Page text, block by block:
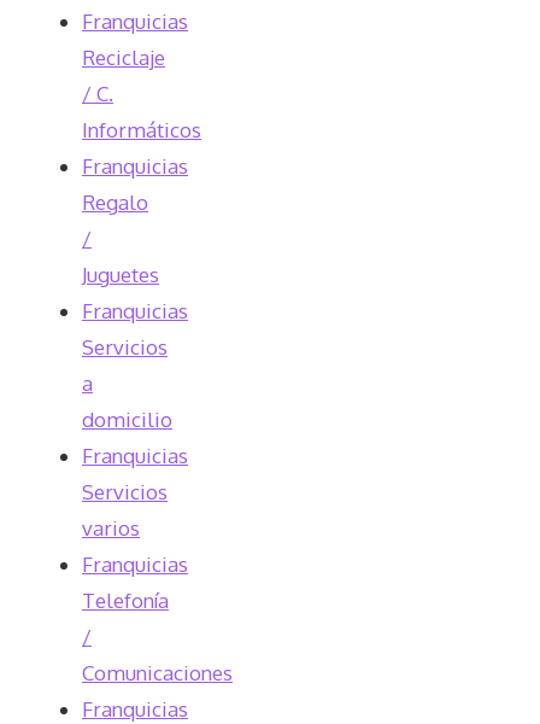
Franquicias
Reciclaje
/ C.
Informáticos
Franquicias
Regalo
/
Juguetes
Franquicias
Servicios
a
domicilio
Franquicias
Servicios
varios
Franquicias
Telefonía
/
Comunicaciones
Franquicias